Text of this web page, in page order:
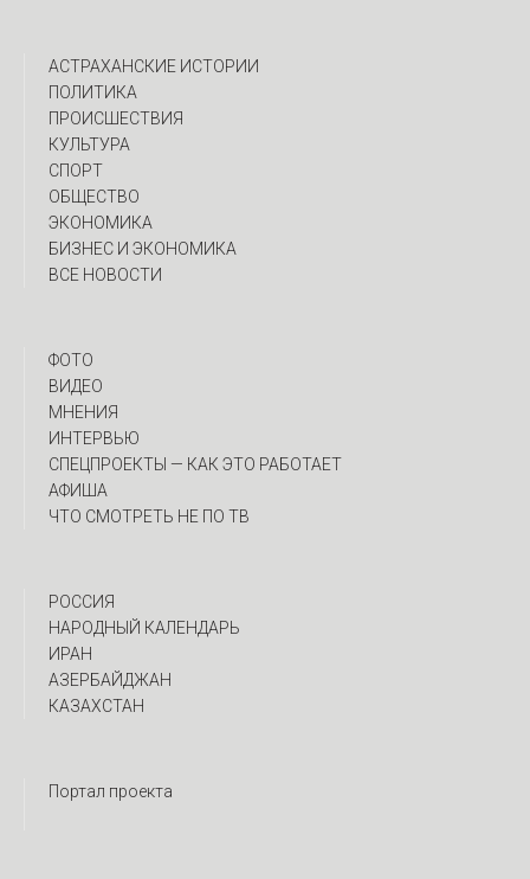
АСТРАХАНСКИЕ ИСТОРИИ
ПОЛИТИКА
ПРОИСШЕСТВИЯ
КУЛЬТУРА
СПОРТ
ОБЩЕСТВО
ЭКОНОМИКА
БИЗНЕС И ЭКОНОМИКА
ВСЕ НОВОСТИ
ФОТО
ВИДЕО
МНЕНИЯ
ИНТЕРВЬЮ
CПЕЦПРОЕКТЫ — КАК ЭТО РАБОТАЕТ
АФИША
ЧТО СМОТРЕТЬ НЕ ПО ТВ
РОССИЯ
НАРОДНЫЙ КАЛЕНДАРЬ
ИРАН
АЗЕРБАЙДЖАН
КАЗАХСТАН
Портал проекта